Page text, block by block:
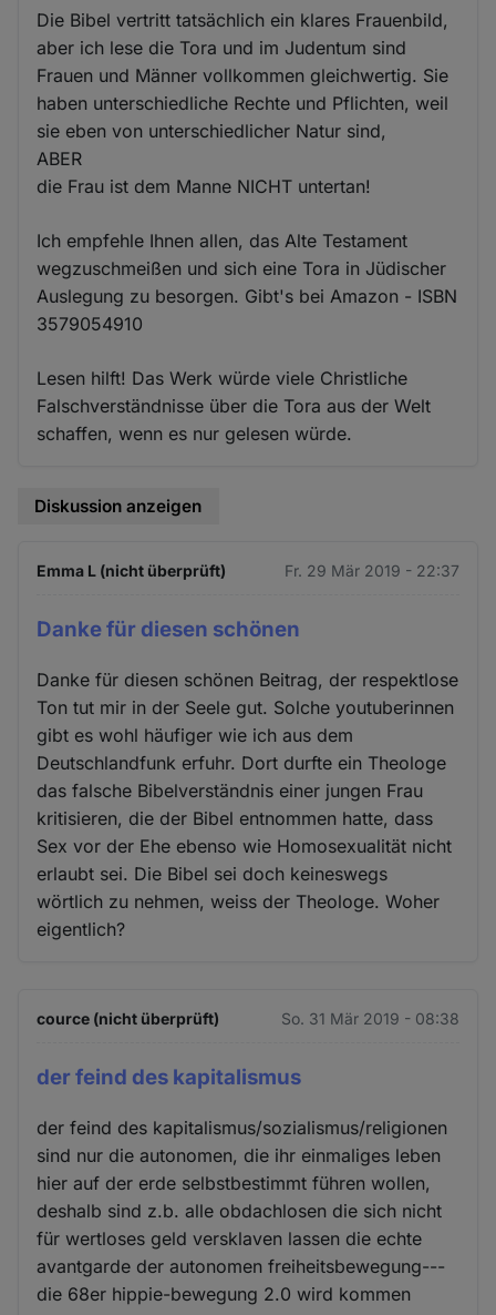
Die Bibel vertritt tatsächlich ein klares Frauenbild,
aber ich lese die Tora und im Judentum sind
Frauen und Männer vollkommen gleichwertig. Sie
haben unterschiedliche Rechte und Pflichten, weil
sie eben von unterschiedlicher Natur sind,
ABER
die Frau ist dem Manne NICHT untertan!
Ich empfehle Ihnen allen, das Alte Testament
wegzuschmeißen und sich eine Tora in Jüdischer
Auslegung zu besorgen. Gibt's bei Amazon - ISBN
3579054910
Lesen hilft! Das Werk würde viele Christliche
Falschverständnisse über die Tora aus der Welt
schaffen, wenn es nur gelesen würde.
Diskussion anzeigen
Emma L (nicht überprüft) Fr. 29 Mär 2019 - 22:37
Danke für diesen schönen
Danke für diesen schönen Beitrag, der respektlose
Ton tut mir in der Seele gut. Solche youtuberinnen
gibt es wohl häufiger wie ich aus dem
Deutschlandfunk erfuhr. Dort durfte ein Theologe
das falsche Bibelverständnis einer jungen Frau
kritisieren, die der Bibel entnommen hatte, dass
Sex vor der Ehe ebenso wie Homosexualität nicht
erlaubt sei. Die Bibel sei doch keineswegs
wörtlich zu nehmen, weiss der Theologe. Woher
eigentlich?
cource (nicht überprüft) So. 31 Mär 2019 - 08:38
der feind des kapitalismus
der feind des kapitalismus/sozialismus/religionen
sind nur die autonomen, die ihr einmaliges leben
hier auf der erde selbstbestimmt führen wollen,
deshalb sind z.b. alle obdachlosen die sich nicht
für wertloses geld versklaven lassen die echte
avantgarde der autonomen freiheitsbewegung---
die 68er hippie-bewegung 2.0 wird kommen